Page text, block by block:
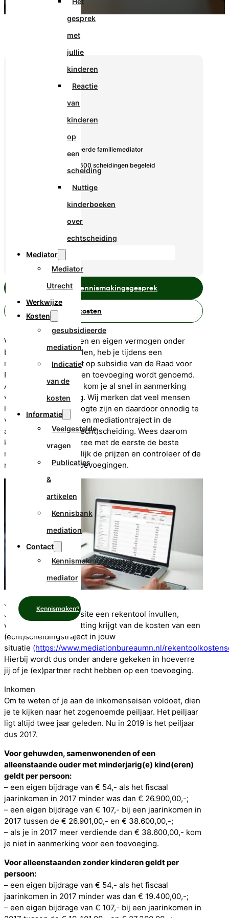
gesprek
met
jullie
kinderen
Reactie
van
kinderen
op
een
scheiding
Nuttige
kinderboeken
over
echtscheiding
Mediator
Mediator
Utrecht
Werkwijze
Kosten
gesubsidieerde
mediation
Indicatie
van de
kosten
Informatie
Veelgestelde
vragen
Publicaties
&
artikelen
Kennisbank
mediation
Contact
Kennismakingsgesprek
mediator
Kennismaken?
✓ Gecertificeerde familiemediator
✓ Meer dan 600 scheidingen begeleid
Plan een gratis kennismakingsgesprek
Bereken hier de kosten
Wanneer jouw inkomen en eigen vermogen onder
bepaalde grenzen vallen, heb je tijdens een
mediationtraject recht op subsidie van de Raad voor
Rechtsbijstand, wat een toevoeging wordt genoemd.
Als je parttime werkt, kom je al snel in aanmerking
voor deze toevoeging. Wij merken dat veel mensen
hiervan niet op de hoogte zijn en daardoor onnodig te
veel betalen tijdens een mediationtraject in de
afwikkeling van een (echt)scheiding. Wees daarom
kritisch en ga niet in zee met de eerste de beste
mediator, maar vergelijk de prijzen en controleer of de
mediator werkt met toevoegingen.
Jouw situatie
Je kunt via onze website een rekentool invullen,
waarbij je een inschatting krijgt van de kosten van een
(echt)scheidingstraject in jouw
situatie (https://www.mediationbureaumn.nl/
Hierbij wordt dus onder andere gekeken in hoeverre
jij of je (ex)partner recht hebben op een toevoeging.
Inkomen
Om te weten of je aan de inkomenseisen voldoet, dien
je te kijken naar het zogenoemde peiljaar. Het peiljaar
ligt altijd twee jaar geleden. Nu in 2019 is het peiljaar
dus 2017.
Voor gehuwden, samenwonenden of een
alleenstaande ouder met minderjarig(e) kind(eren)
geldt per persoon:
– een eigen bijdrage van € 54,- als het fiscaal
jaarinkomen in 2017 minder was dan € 26.900,00,-;
– een eigen bijdrage van € 107,- bij een jaarinkomen in
2017 tussen de € 26.901,00,- en € 38.600,00,-;
– als je in 2017 meer verdiende dan € 38.600,00,- kom
je niet in aanmerking voor een toevoeging.
Voor alleenstaanden zonder kinderen geldt per
persoon:
– een eigen bijdrage van € 54,- als het fiscaal
jaarinkomen in 2017 minder was dan € 19.400,00,-;
– een eigen bijdrage van € 107,- bij een jaarinkomen in